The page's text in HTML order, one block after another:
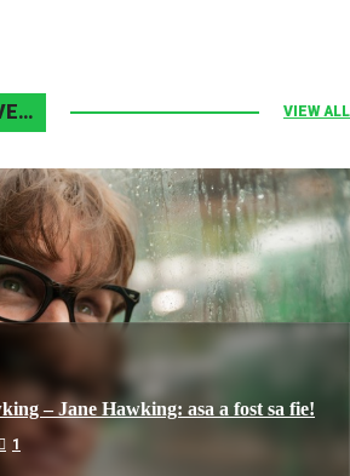
VIEW ALL
– Jane Hawking: asa a fost sa fie!
1